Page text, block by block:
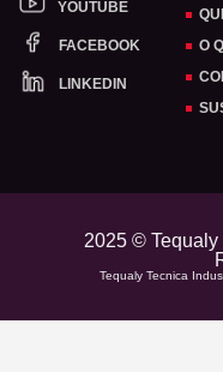
YOUTUBE
FACEBOOK
LINKEDIN
O
2025 © Tequaly
Tequaly Tecnica